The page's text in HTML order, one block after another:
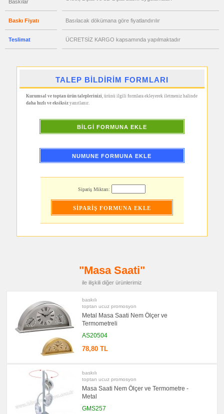
Baskılar
Baskı Fiyatı Basılacak dökümana göre fiyatlandırılır
Teslimat ÜCRETSİZ KARGO kapsamında yapılmaktadır
TALEP BİLDİRİM FORMLARI
Kurumsal ve toptan ürün taleplerinizi, ürünü ilgili formlara ekleyerek iletmeniz halinde
daha hızlı ve eksiksizyanıtlanır.
BİLGİ FORMUNA EKLE
NUMUNE FORMUNA EKLE
Sipariş Miktarı:
"Masa Saati"
ile ilişkili diğer ürünlerimiz
baskılı
toptan ucuz promosyon
Metal Masa Saati Nem Ölçer ve
Termometreli
AS20504
78,80 TL
baskılı
toptan ucuz promosyon
Masa Saati Nem Ölçer ve Termometre -
Metal
GMS257
&
Manikür
Seti
promosyon
Metre
&
El
Feneri
Çakmak
Küllük
Askısı
promosyon
promosyon
Kartvizitlik
promosyon
Radyo
promosyon
Takvim
promosyon
Bardak
Altlığı
Para
Tabağı